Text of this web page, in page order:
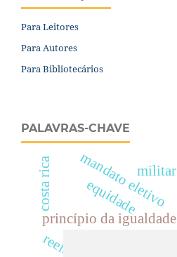
Para Leitores
Para Autores
Para Bibliotecários
PALAVRAS-CHAVE
princípio da igualdade
mandato eletivo
equidade
costa rica militar